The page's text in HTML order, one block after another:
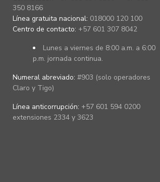
350 8166
Línea gratuita nacional: 018000 120 100
Centro de contacto: +57 601 307 8042
Lunes a viernes de 8:00 a.m. a 6:00
p.m. jornada continua.
Numeral abreviado: #903 (solo operadores
Claro y Tigo)
Línea anticorrupción: +57 601 594 0200
extensiones 2334 y 3623